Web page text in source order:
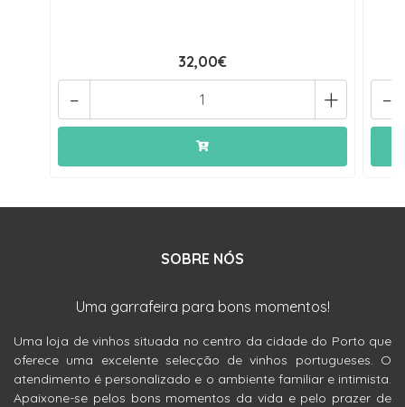
32,00€
+
- -
SOBRE NÓS
Uma garrafeira para bons momentos!
Uma loja de vinhos situada no centro da cidade do Porto que
oferece uma excelente selecção de vinhos portugueses. O
atendimento é personalizado e o ambiente familiar e intimista.
Apaixone-se pelos bons momentos da vida e pelo prazer de